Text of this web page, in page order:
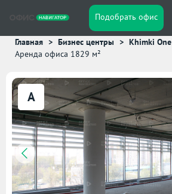
Подобрать офис
Главная Бизнес центры
Khimki One
Аренда офиса 1829 м²
A